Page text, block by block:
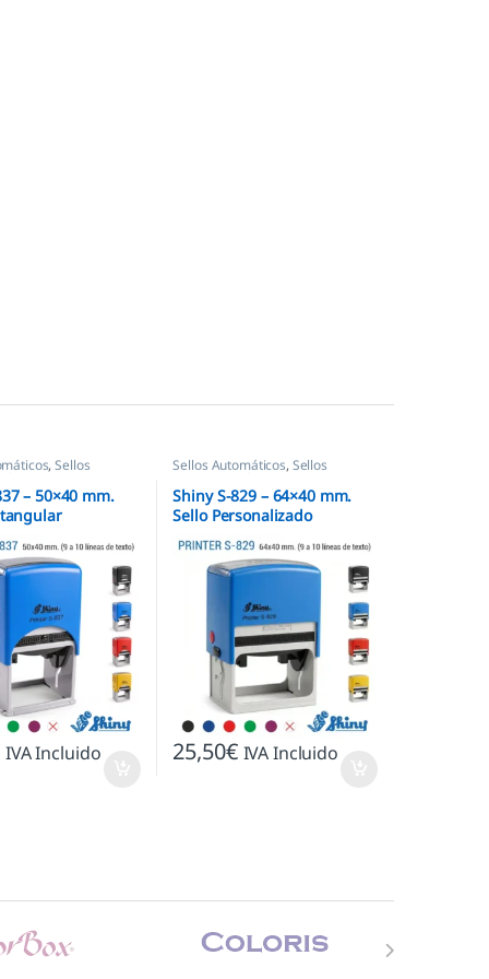
,Sellos
– 50×40 mm.
IVA Incluido
Sellos Automáticos, Sellos
Shiny S-829 – 64×40 mm.
Sello Personalizado
25,50€ IVA Incluido